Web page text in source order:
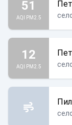
51
AQI PM2.5
12
AQI PM2.5